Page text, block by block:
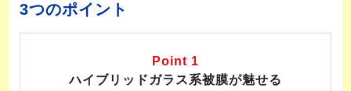
3つのポイント
Point 1
ハイブリッドガラス系被膜が魅せる